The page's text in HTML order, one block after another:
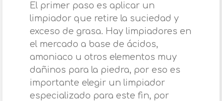
El primer paso es aplicar un
limpiador que retire la suciedad y
exceso de grasa. Hay limpiadores en
el mercado a base de ácidos,
amoniaco u otros elementos muy
dañinos para la piedra, por eso es
importante elegir un limpiador
especializado para este fin, por